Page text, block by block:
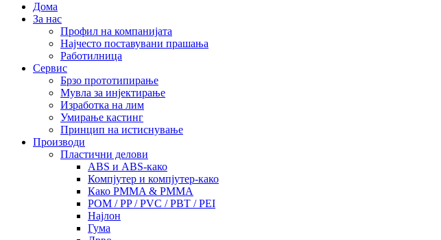
Дома
За нас
Профил на компанијата
Најчесто поставувани прашања
Работилница
Сервис
Брзо прототипирање
Мувла за инјектирање
Изработка на лим
Умирање кастинг
Принцип на истиснување
Производи
Пластични делови
ABS и ABS-како
Компјутер и компјутер-како
Како PMMA & PMMA
POM / PP / PVC / PBT / PEI
Најлон
Гума